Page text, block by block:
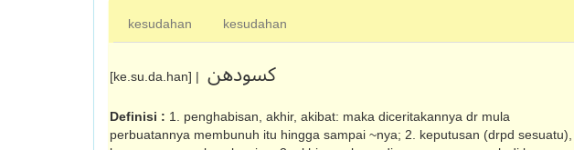
kesudahan kesudahan
[ke.su.da.han] | کسودهن
Definisi : 1. penghabisan, akhir, akibat: maka diceritakannya dr mula
perbuatannya membunuh itu hingga sampai ~nya; 2. keputusan (drpd sesuatu),